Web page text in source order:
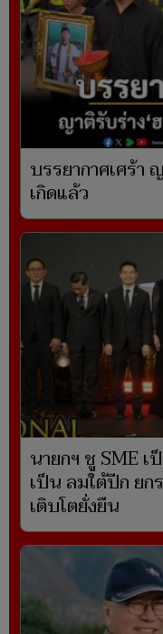
บรรยากาศเศร้า
เกิดแล้ว
นายกฯ ชู SME
เป็น ลมใต้ปีก ยก
เติบโตยั่งยืน